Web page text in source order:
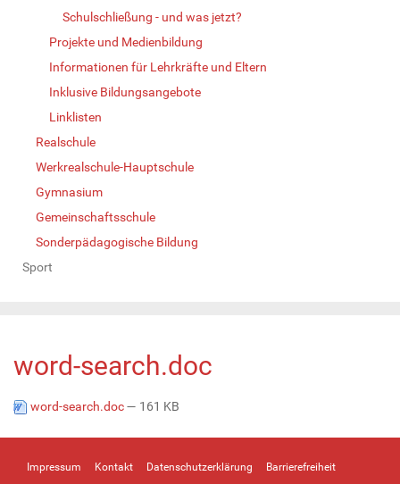
Schulschließung - und was jetzt?
Projekte und Medienbildung
Informationen für Lehrkräfte und Eltern
Inklusive Bildungsangebote
Linklisten
Realschule
Werkrealschule-Hauptschule
Gymnasium
Gemeinschaftsschule
Sonderpädagogische Bildung
Sport
word-search.doc
word-search.doc— 161 KB
Impressum Kontakt Datenschutzerklärung Barrierefreiheit